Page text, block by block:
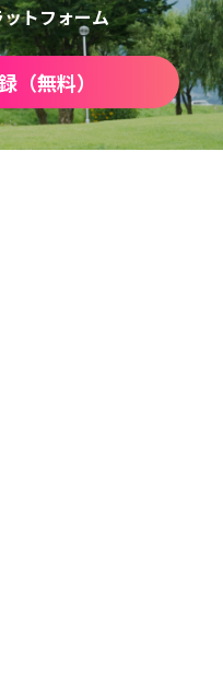
トフォーム
（無料）